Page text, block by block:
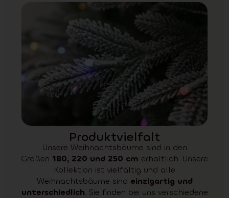
Produktvielfalt
Unsere Weihnachtsbäume sind in den
Größen 180, 220 und 250 cm erhältlich. Unsere
Kollektion ist vielfältig und alle
Weihnachtsbäume sind einzigartig und
unterschiedlich. Sie finden bei uns verschiedene